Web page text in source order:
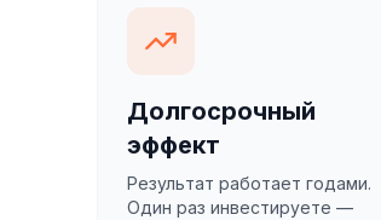
Долгосрочный
эффект
Результат работает годами.
Один раз инвестируете —